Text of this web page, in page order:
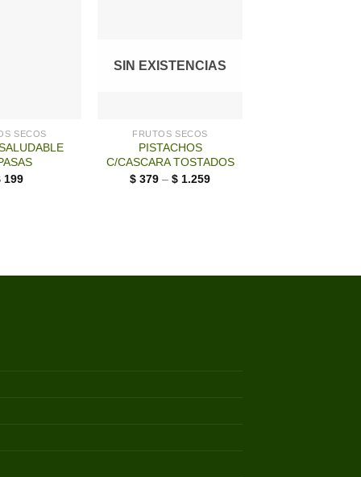
SECOS
199
SIN EXISTENCIAS
FRUTOS SECOS
PISTACHOS
C/CASCARA TOSTADOS
$ 379 – $ 1.259